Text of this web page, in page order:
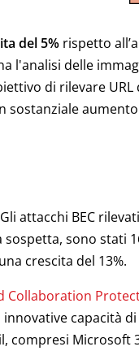
del 5% rispetto
l'analisi delle
di rilevare
Gli attacchi BEC
sono stati
crescita del 13%.
Collaboration
capacità
compresi Microsoft